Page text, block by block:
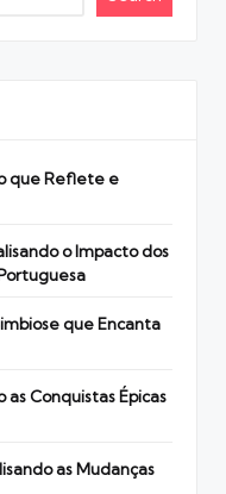
que Reflete e
o Impacto dos
que Encanta
Conquistas Épicas
as Mudanças